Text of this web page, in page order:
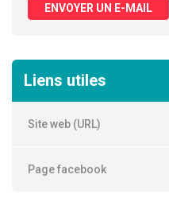
ENVOYER UN E-MAIL
Liens utiles
Site web (URL)
Page facebook